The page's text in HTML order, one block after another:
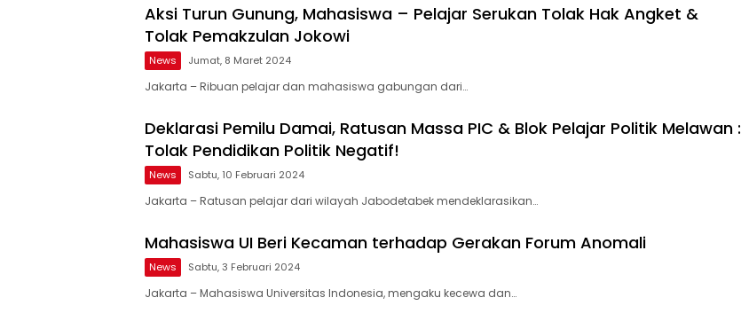
Aksi Turun Gunung, Mahasiswa – Pelajar Serukan Tolak Hak Angket &
Tolak Pemakzulan Jokowi
News Jumat, 8 Maret 2024
Jakarta – Ribuan pelajar dan mahasiswa gabungan dari…
Deklarasi Pemilu Damai, Ratusan Massa PIC & Blok Pelajar Politik Melawan :
Tolak Pendidikan Politik Negatif!
News Sabtu, 10 Februari 2024
Jakarta – Ratusan pelajar dari wilayah Jabodetabek mendeklarasikan…
Mahasiswa UI Beri Kecaman terhadap Gerakan Forum Anomali
News Sabtu, 3 Februari 2024
Jakarta – Mahasiswa Universitas Indonesia, mengaku kecewa dan…